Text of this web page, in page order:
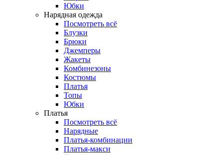
Юбки
Нарядная одежда
Посмотреть всё
Блузки
Брюки
Джемперы
Жакеты
Комбинезоны
Костюмы
Платья
Топы
Юбки
Платья
Посмотреть всё
Нарядные
Платья-комбинации
Платья-макси